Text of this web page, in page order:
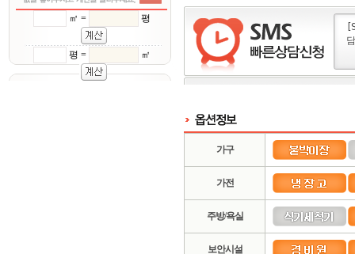
㎡ = 평
평 = ㎡
가구
가전
주방/욕실
보안시설